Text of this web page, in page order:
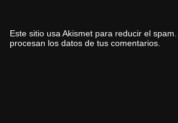
Este sitio usa Akismet para reducir el spam.
procesan los datos de tus comentarios.